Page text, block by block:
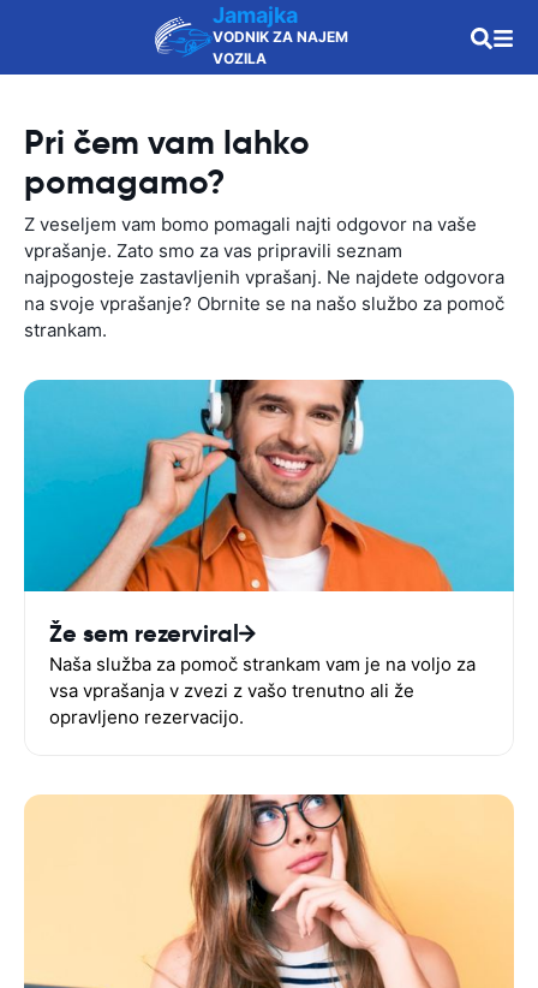
Jamajka
VODNIK ZA NAJEM
VOZILA
Pri čem vam lahko
pomagamo?
Z veseljem vam bomo pomagali najti odgovor na vaše
vprašanje. Zato smo za vas pripravili seznam
najpogosteje zastavljenih vprašanj. Ne najdete odgovora
na svoje vprašanje? Obrnite se na našo službo za pomoč
strankam.
Že sem rezerviral
Naša služba za pomoč strankam vam je na voljo za
vsa vprašanja v zvezi z vašo trenutno ali že
opravljeno rezervacijo.